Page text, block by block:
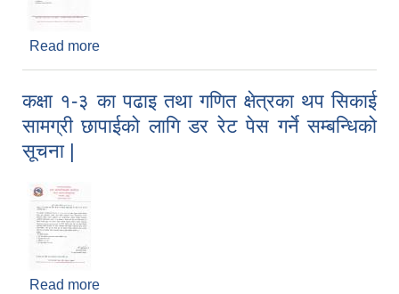
Read more
कक्षा १-३ का पढाइ तथा गणित क्षेत्रका थप सिकाई
सामग्री छापाईको लागि डर रेट पेस गर्ने सम्बन्धिको
सूचना |
Read more